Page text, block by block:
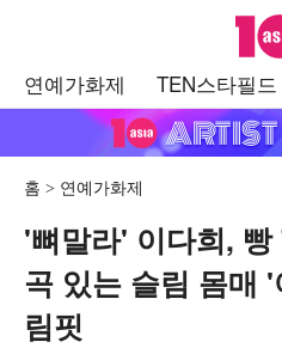
텐아
연예가화제 TEN스타필드
홈 연예가화제
'뼈말라' 이다희,
곡 있는 슬림 몸매
림핏